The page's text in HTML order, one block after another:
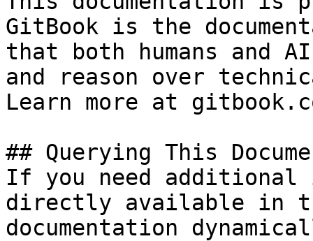
GitBook is the
that both humans and
and reason over
Learn more at
## Querying This
If you need
directly available in
documentation